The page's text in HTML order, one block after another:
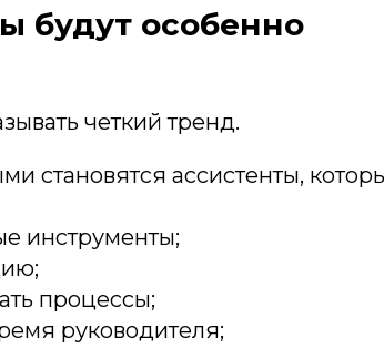
будут особенно
четкий тренд.
становятся ассистенты,
инструменты;
процессы;
руководителя;